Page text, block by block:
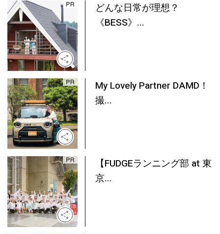
どんな日常が理想？
《BESS》...
My Lovely Partner DAMD！
撮...
【FUDGEランニング部 at 東
京...